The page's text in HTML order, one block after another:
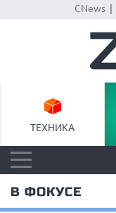
CNews|
ТЕХНИКА
В ФОКУСЕ